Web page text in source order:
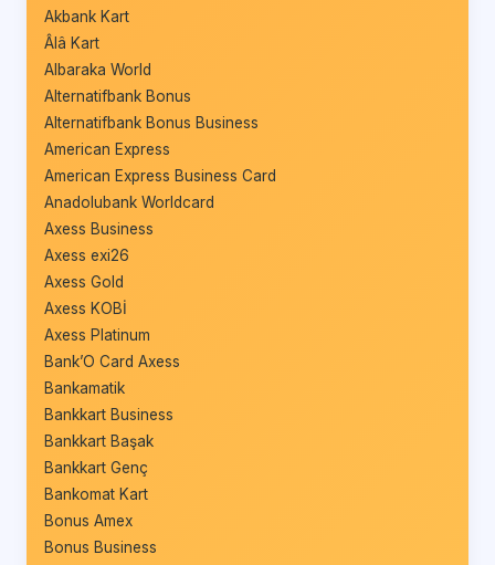
Akbank Kart
Âlâ Kart
Albaraka World
Alternatifbank Bonus
Alternatifbank Bonus Business
American Express
American Express Business Card
Anadolubank Worldcard
Axess Business
Axess exi26
Axess Gold
Axess KOBİ
Axess Platinum
Bank’O Card Axess
Bankamatik
Bankkart Business
Bankkart Başak
Bankkart Genç
Bankomat Kart
Bonus Amex
Bonus Business